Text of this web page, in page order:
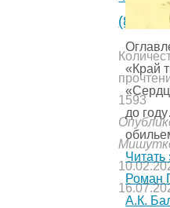
(8)
1593
«Край
до
Читать
Роман
А.К.